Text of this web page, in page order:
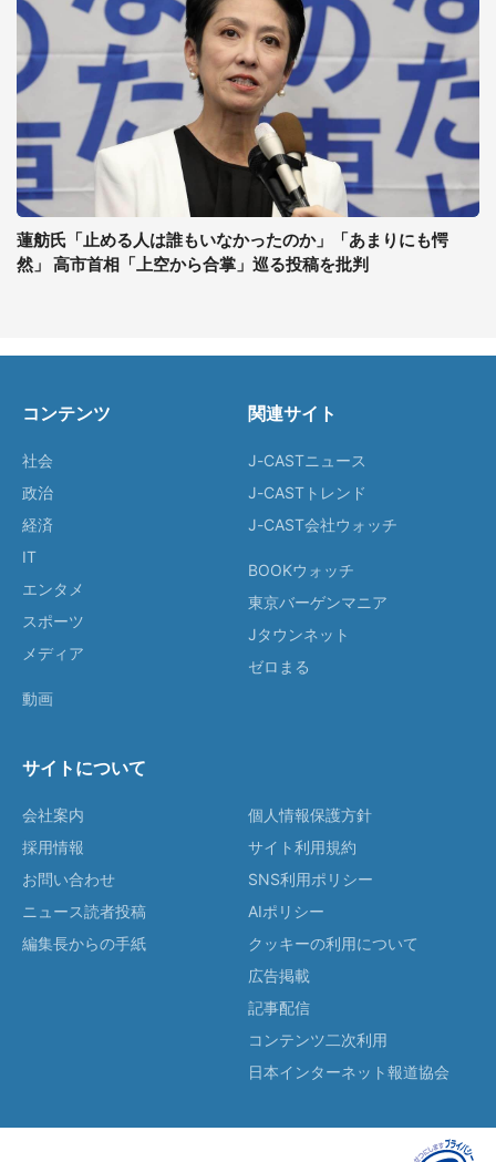
蓮舫氏「止める人は誰もいなかったのか」「あまりにも愕
然」 高市首相「上空から合掌」巡る投稿を批判
コンテンツ
社会
政治
経済
IT
エンタメ
スポーツ
メディア
動画
関連サイト
J-CASTニュース
J-CASTトレンド
J-CAST会社ウォッチ
BOOKウォッチ
東京バーゲンマニア
Jタウンネット
ゼロまる
サイトについて
会社案内
採用情報
お問い合わせ
ニュース読者投稿
編集長からの手紙
個人情報保護方針
サイト利用規約
SNS利用ポリシー
AIポリシー
クッキーの利用について
広告掲載
記事配信
コンテンツ二次利用
日本インターネット報道協会